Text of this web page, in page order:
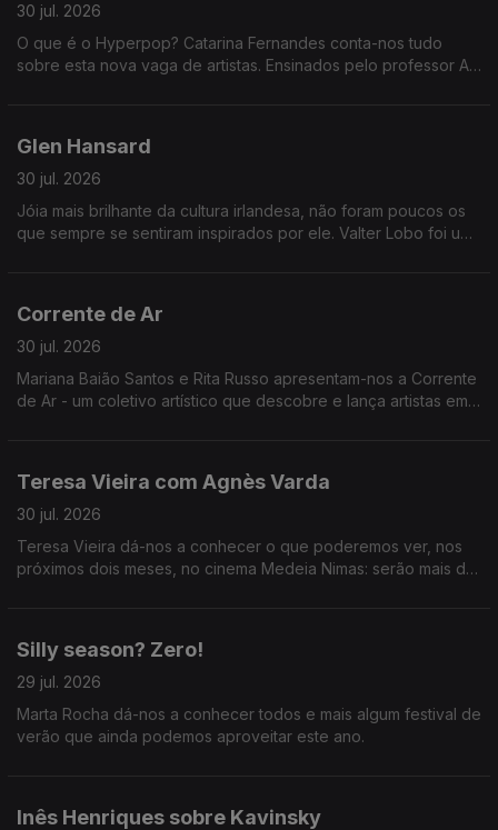
30 jul. 2026
O que é o Hyperpop? Catarina Fernandes conta-nos tudo
sobre esta nova vaga de artistas. Ensinados pelo professor AG
Glen Hansard
30 jul. 2026
Jóia mais brilhante da cultura irlandesa, não foram poucos os
que sempre se sentiram inspirados por ele. Valter Lobo foi um
Corrente de Ar
30 jul. 2026
Mariana Baião Santos e Rita Russo apresentam-nos a Corrente
de Ar - um coletivo artístico que descobre e lança artistas em
Teresa Vieira com Agnès Varda
30 jul. 2026
Teresa Vieira dá-nos a conhecer o que poderemos ver, nos
próximos dois meses, no cinema Medeia Nimas: serão mais de
Silly season? Zero!
29 jul. 2026
Marta Rocha dá-nos a conhecer todos e mais algum festival de
verão que ainda podemos aproveitar este ano.
Inês Henriques sobre Kavinsky